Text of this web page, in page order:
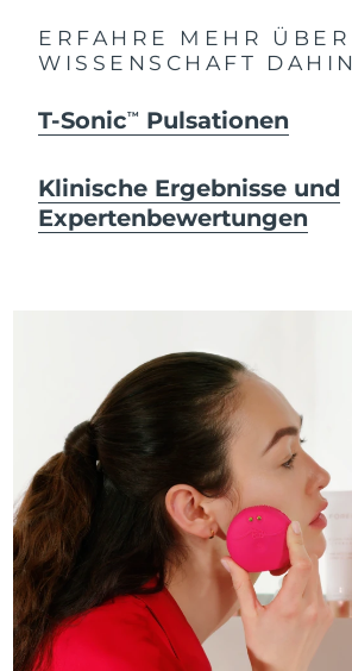
ERFAHRE MEHR
WISSENSCHAFT
T-SonicTM Pulsationen
Klinische Ergebnisse und
Expertenbewertungen